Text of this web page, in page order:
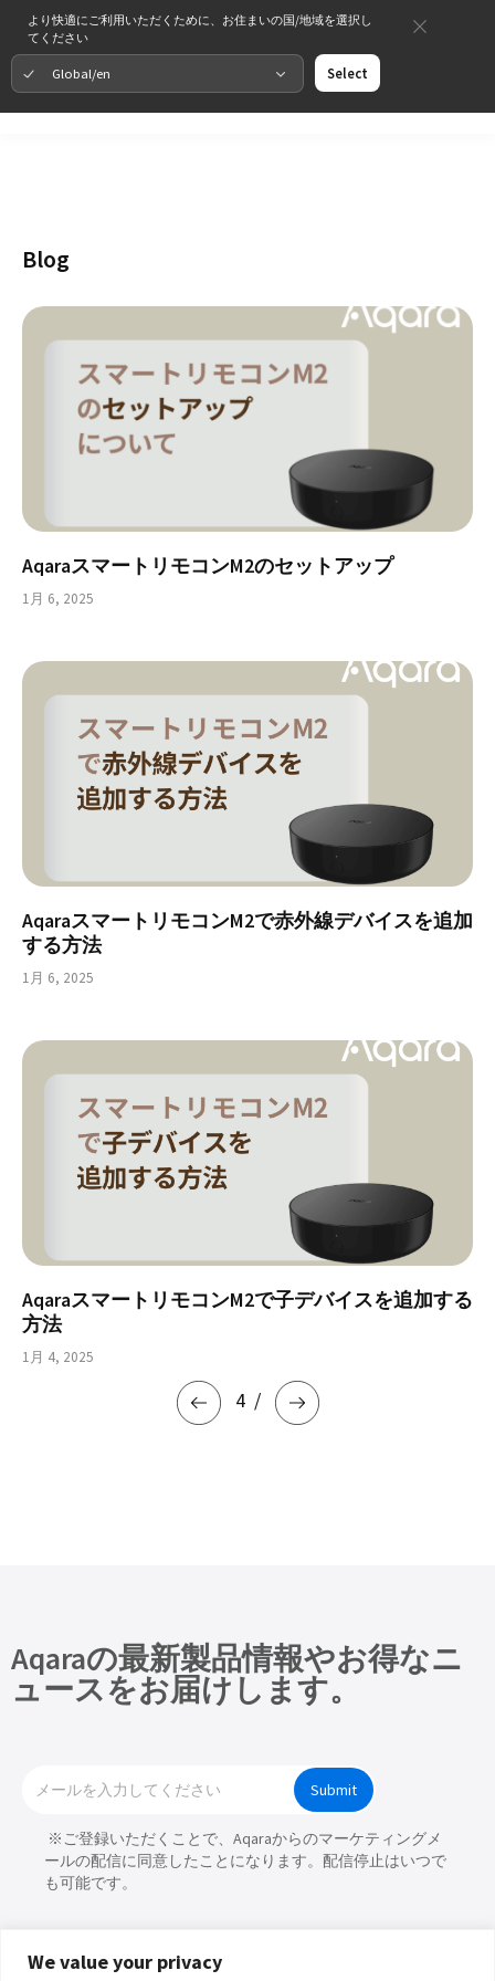
より快適にご利用いただくために、お住まいの国/地域を選択し
てください
Global/en Select
We value your privacy
Blog
AqaraスマートリモコンM2のセットアップ
1月 6, 2025
AqaraスマートリモコンM2で赤外線デバイスを追加
する方法
1月 6, 2025
AqaraスマートリモコンM2で子デバイスを追加する
方法
1月 4, 2025
4
Aqaraの最新製品情報やお得なニ
ュースをお届けします。
Submit
※ご登録いただくことで、Aqaraからのマーケティングメ
ールの配信に同意したことになります。配信停止はいつで
も可能です。